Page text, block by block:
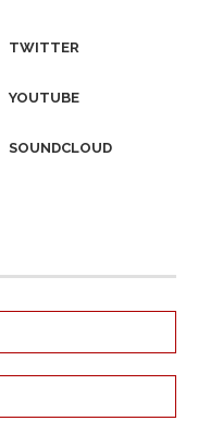
TWITTER
YOUTUBE
SOUNDCLOUD